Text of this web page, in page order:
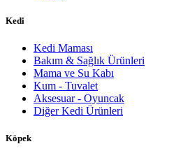
Kedi
Kedi Maması
Bakım & Sağlık Ürünleri
Mama ve Su Kabı
Kum - Tuvalet
Aksesuar - Oyuncak
Diğer Kedi Ürünleri
Köpek